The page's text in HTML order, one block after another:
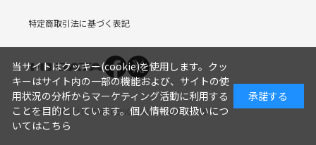
特定商取引法に基づく表記
COPYRIGHT (C) I-O DATA DEVICE, INC. Since 2005.9.19
当サイトはクッキー(cookie)を使用します。クッ
キーはサイト内の一部の機能および、サイトの使
用状況の分析からマーケティング活動に利用する
ことを目的としています。個人情報の取扱いにつ
いてはこちら
承諾する